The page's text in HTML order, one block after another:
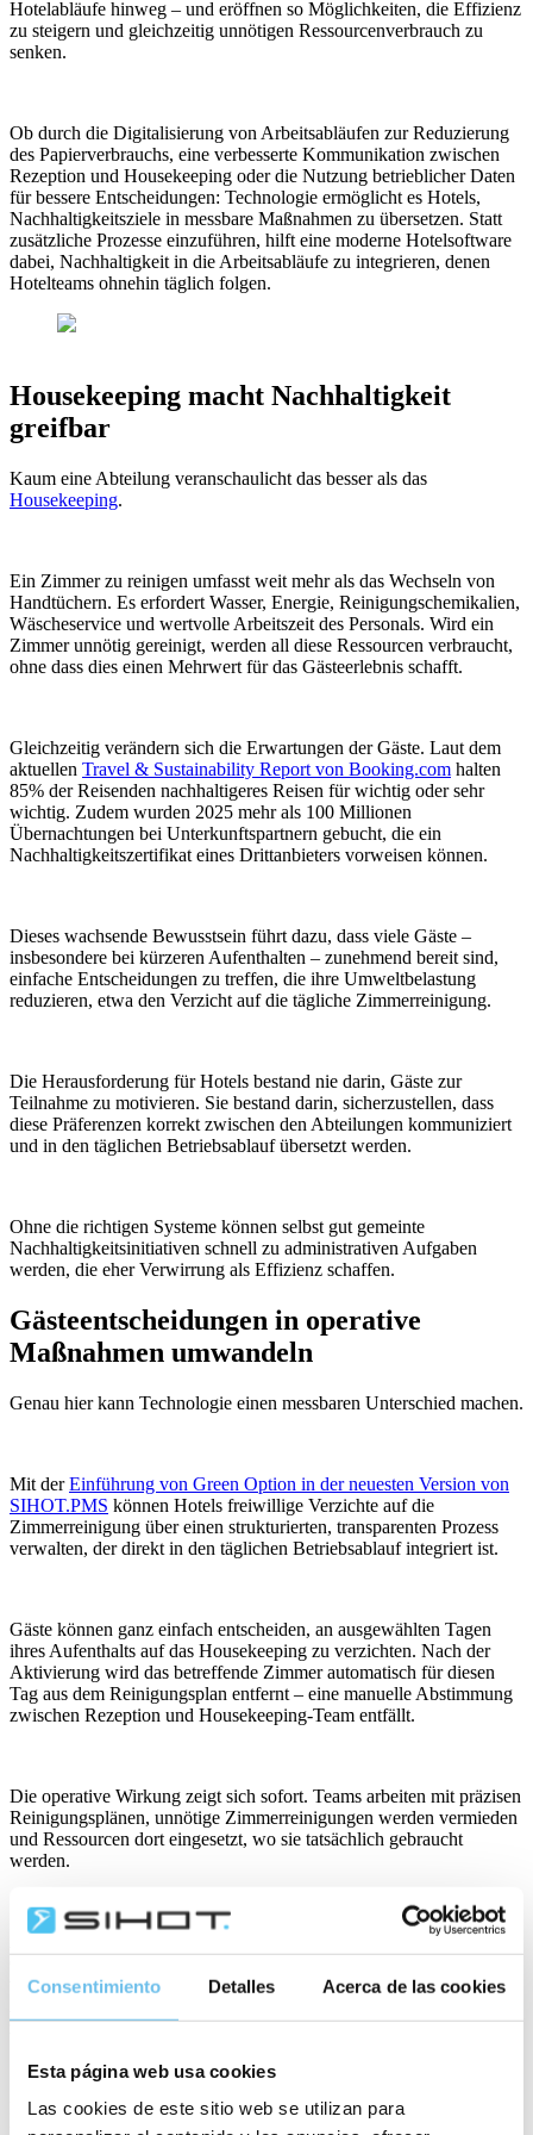
Consentimiento Detalles Acerca de las cookies
Esta página web usa cookies
Las cookies de este sitio web se utilizan para
Hotelabläufe hinweg – und eröffnen so Möglichkeiten, die Effizienz
zu steigern und gleichzeitig unnötigen Ressourcenverbrauch zu
senken.
Ob durch die Digitalisierung von Arbeitsabläufen zur Reduzierung
des Papierverbrauchs, eine verbesserte Kommunikation zwischen
Rezeption und Housekeeping oder die Nutzung betrieblicher Daten
für bessere Entscheidungen: Technologie ermöglicht es Hotels,
Nachhaltigkeitsziele in messbare Maßnahmen zu übersetzen. Statt
zusätzliche Prozesse einzuführen, hilft eine moderne Hotelsoftware
dabei, Nachhaltigkeit in die Arbeitsabläufe zu integrieren, denen
Hotelteams ohnehin täglich folgen.
Housekeeping macht Nachhaltigkeit
greifbar
Kaum eine Abteilung veranschaulicht das besser als das
Housekeeping.
Ein Zimmer zu reinigen umfasst weit mehr als das Wechseln von
Handtüchern. Es erfordert Wasser, Energie, Reinigungschemikalien,
Wäscheservice und wertvolle Arbeitszeit des Personals. Wird ein
Zimmer unnötig gereinigt, werden all diese Ressourcen verbraucht,
ohne dass dies einen Mehrwert für das Gästeerlebnis schafft.
Gleichzeitig verändern sich die Erwartungen der Gäste. Laut dem
aktuellen Travel & Sustainability Report von Booking.com halten
85% der Reisenden nachhaltigeres Reisen für wichtig oder sehr
wichtig. Zudem wurden 2025 mehr als 100 Millionen
Übernachtungen bei Unterkunftspartnern gebucht, die ein
Nachhaltigkeitszertifikat eines Drittanbieters vorweisen können.
Dieses wachsende Bewusstsein führt dazu, dass viele Gäste –
insbesondere bei kürzeren Aufenthalten – zunehmend bereit sind,
einfache Entscheidungen zu treffen, die ihre Umweltbelastung
reduzieren, etwa den Verzicht auf die tägliche Zimmerreinigung.
Die Herausforderung für Hotels bestand nie darin, Gäste zur
Teilnahme zu motivieren. Sie bestand darin, sicherzustellen, dass
diese Präferenzen korrekt zwischen den Abteilungen kommuniziert
und in den täglichen Betriebsablauf übersetzt werden.
Ohne die richtigen Systeme können selbst gut gemeinte
Nachhaltigkeitsinitiativen schnell zu administrativen Aufgaben
werden, die eher Verwirrung als Effizienz schaffen.
Gästeentscheidungen in operative
Maßnahmen umwandeln
Genau hier kann Technologie einen messbaren Unterschied machen.
Mit derEinführung von Green Option in der neuesten Version von
SIHOT.PMS können Hotels freiwillige Verzichte auf die
Zimmerreinigung über einen strukturierten, transparenten Prozess
verwalten, der direkt in den täglichen Betriebsablauf integriert ist.
Gäste können ganz einfach entscheiden, an ausgewählten Tagen
ihres Aufenthalts auf das Housekeeping zu verzichten. Nach der
Aktivierung wird das betreffende Zimmer automatisch für diesen
Tag aus dem Reinigungsplan entfernt – eine manuelle Abstimmung
zwischen Rezeption und Housekeeping-Team entfällt.
Die operative Wirkung zeigt sich sofort. Teams arbeiten mit präzisen
Reinigungsplänen, unnötige Zimmerreinigungen werden vermieden
und Ressourcen dort eingesetzt, wo sie tatsächlich gebraucht
werden.
Auch aus Nachhaltigkeitssicht sind die Vorteile erheblich.
von Reinigungsmitteln und weniger unnötige Housekeeping-
zu verringern – ohne das Gästeerlebnis zu beeinträchtigen.
Ein weiterer Vorteil ist die Transparenz. Durch die Erfassung dieser
freiwilligen Reinigungsverzichte in der Hotelsoftware erhalten